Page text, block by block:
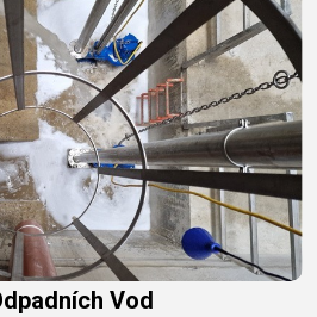
Vod